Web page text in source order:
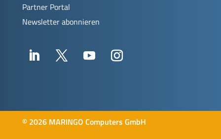
Partner Portal
Newsletter abonnieren
© 2026 MARINGO Computers GmbH